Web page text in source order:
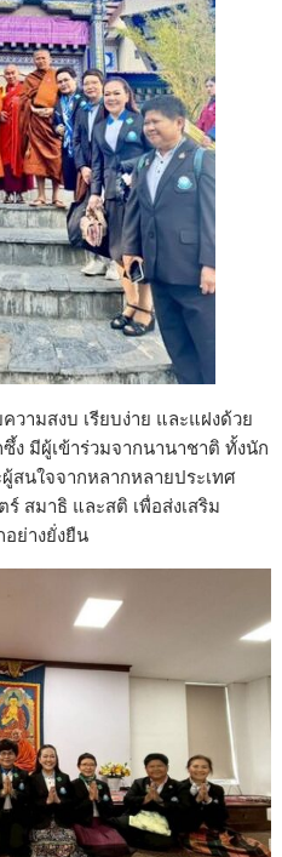
วามสงบ เรียบง่าย และแฝงด้วย
มีผู้เข้าร่วมจากนานาชาติ ทั้งนัก
สนใจจากหลากหลายประเทศ
สมาธิ และสติ เพื่อส่งเสริม
ย่างยั่งยืน